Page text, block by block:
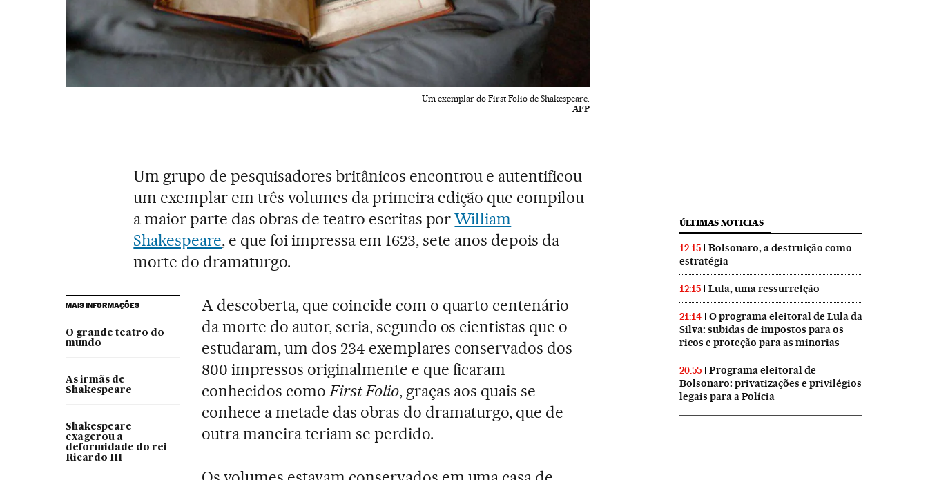
Um exemplar do First Folio de Shakespeare.
AFP
Um grupo de pesquisadores britânicos encontrou e autentificou
um exemplar em três volumes da primeira edição que compilou
a maior parte das obras de teatro escritas porWilliam
Shakespeare, e que foi impressa em 1623, sete anos depois da
morte do dramaturgo.
MAIS INFORMAÇÕES
O grande teatro do
mundo
As irmãs de
Shakespeare
Shakespeare
exagerou a
deformidade do rei
Ricardo III
A descoberta, que coincide com o quarto centenário
da morte do autor, seria, segundo os cientistas que o
estudaram, um dos 234 exemplares conservados dos
800 impressos originalmente e que ficaram
conhecidos comoFirst Folio, graças aos quais se
conhece a metade das obras do dramaturgo, que de
outra maneira teriam se perdido.
ÚLTIMAS NOTICIAS
12:15
Bolsonaro, a destruição como
estratégia
12:15 Lula, uma ressurreição
21:14
O programa eleitoral de Lula da
Silva: subidas de impostos para os
ricos e proteção para as minorias
20:55
Programa eleitoral de
Bolsonaro: privatizações e privilégios
legais para a Polícia